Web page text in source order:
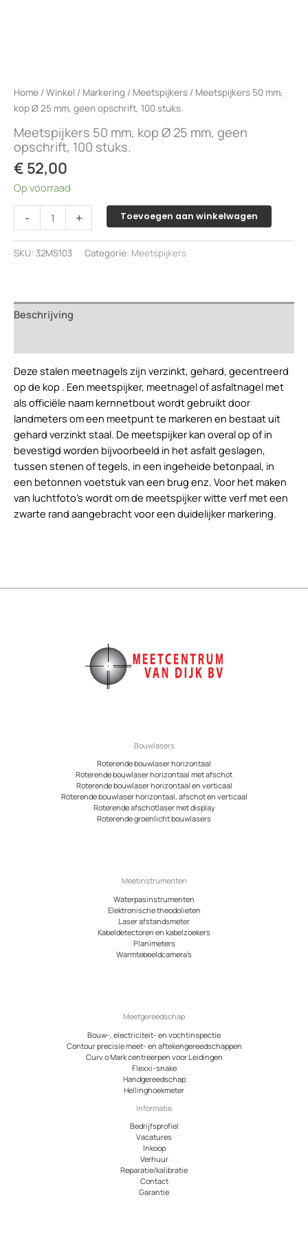
Home /Winkel / Markering / Meetspijkers / Meetspijkers 50 mm,
kop Ø 25 mm, geen opschrift, 100 stuks.
Meetspijkers 50 mm, kop Ø 25 mm, geen
opschrift, 100 stuks.
€ 52,00
Op voorraad
-
Meetspijkers
50
mm,
kop
mm,
geen
100
stuks.
aantal
+ Toevoegen aan winkelwagen
SKU: 32MS103 Categorie: Meetspijkers
Beschrijving
Deze stalen meetnagels zijn verzinkt, gehard, gecentreerd
op de kop . Een meetspijker, meetnagel of asfaltnagel met
als officiële naam kernnetbout wordt gebruikt door
landmeters om een meetpunt te markeren en bestaat uit
gehard verzinkt staal. De meetspijker kan overal op of in
bevestigd worden bijvoorbeeld in het asfalt geslagen,
tussen stenen of tegels, in een ingeheide betonpaal, in
een betonnen voetstuk van een brug enz. Voor het maken
van luchtfoto’s wordt om de meetspijker witte verf met een
zwarte rand aangebracht voor een duidelijker markering.
Bouwlasers
Roterende bouwlaser horizontaal
Roterende bouwlaser horizontaal met afschot
Roterende bouwlaser horizontaal en verticaal
Roterende bouwlaser horizontaal, afschot en verticaal
Roterende afschotlaser met display
Roterende groenlicht bouwlasers
Meetinstrumenten
Waterpasinstrumenten
Elektronische theodolieten
Laser afstandsmeter
Kabeldetectoren en kabelzoekers
Planimeters
Warmtebeeldcamera’s
Meetgereedschap
Bouw-, electriciteit- en vochtinspectie
Contour precisie meet- en aftekengereedschappen
Curv o Mark centreerpen voor Leidingen
Flexxi-snake
Handgereedschap
Hellinghoekmeter
Informatie
Bedrijfsprofiel
Vacatures
Inkoop
Verhuur
Reparatie/kalibratie
Contact
Garantie